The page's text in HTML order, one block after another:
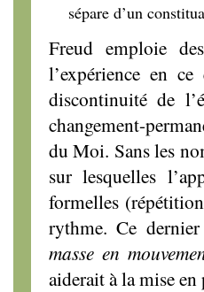
sépare d’un
Freud emploie
l’expérience en
discontinuité de
changement-
du Moi. Sans les
sur lesquelles
formelles
rythme. Ce
masse en
aiderait à la mise en